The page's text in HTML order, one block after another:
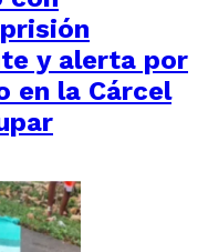
y alerta por
en la Cárcel